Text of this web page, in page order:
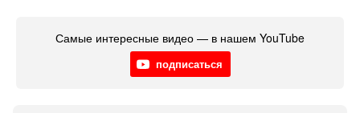
Самые интересные видео — в нашем YouTube
подписаться